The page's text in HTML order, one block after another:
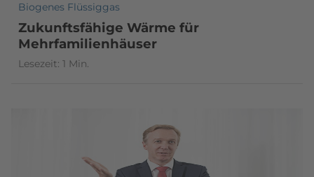
Biogenes Flüssiggas
Zukunftsfähige Wärme für
Mehrfamilienhäuser
Lesezeit: 1 Min.